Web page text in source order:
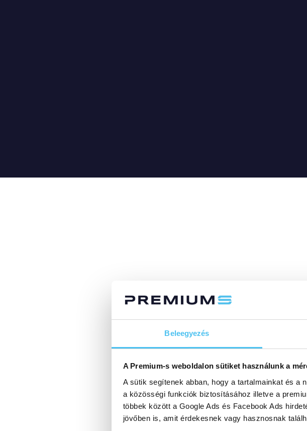
Beleegyezés
A Premium-s weboldalon sütiket használunk a
A sütik segítenek abban, hogy a tartalmainkat és a
a közösségi funkciók biztosításához illetve a
többek között a Google Ads és Facebook Ads
jövőben is, amit érdekesnek vagy hasznosnak